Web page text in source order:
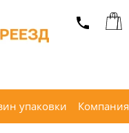
упаковки